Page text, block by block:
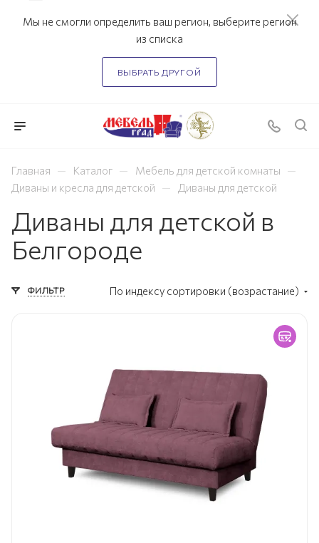
Мы не смогли определить ваш регион, выберите регион
из списка
ВЫБРАТЬ ДРУГОЙ
Главная — Каталог — Мебель для детской комнаты —
Диваны и кресла для детской — Диваны для детской
Диваны для детской в
Белгороде
ФИЛЬТР По индексу сортировки (возрастание)